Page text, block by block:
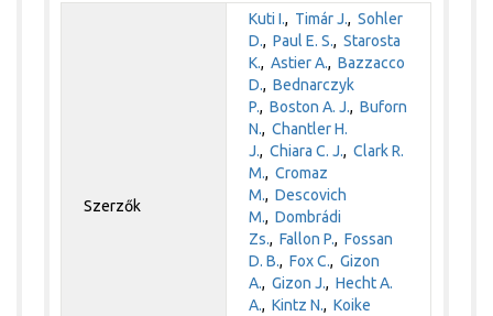
Szerzők
Kuti I., Timár J.,Sohler
D.,Paul E. S.,Starosta
K.,Astier A.,Bazzacco
D.,Bednarczyk
P.,Boston A. J.,Buforn
N.,Chantler H.
J.,Chiara C. J.,Clark R.
M.,Cromaz
M.,Descovich
M.,Dombrádi
Zs.,Fallon P.,Fossan
D. B.,Fox C.,Gizon
A.,Gizon J.,Hecht A.
A.,Kintz N.,Koike